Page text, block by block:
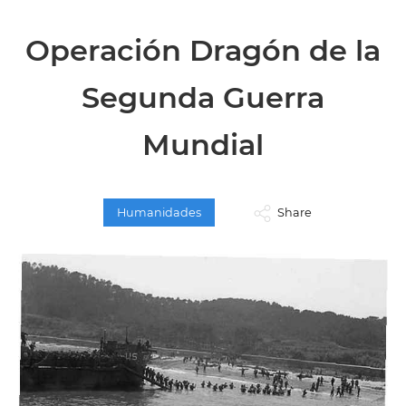
Operación Dragón de la
Segunda Guerra
Mundial
Humanidades Share